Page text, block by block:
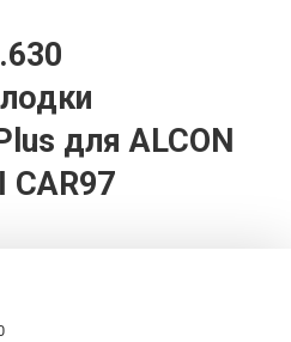
для ALCON
CAR97